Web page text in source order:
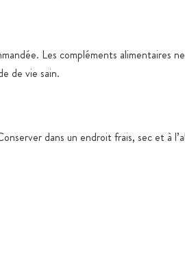
Les compléments alimentaires
de vie sain.
dans un endroit frais, sec et à